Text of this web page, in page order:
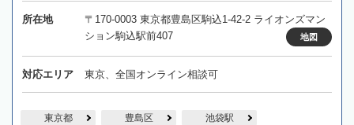
所在地
〒170-0003 東京都豊島区駒込1-42-2 ライオンズマン
ション駒込駅前407
地図
対応エリア 東京、全国オンライン相談可
東京都 豊島区 池袋駅